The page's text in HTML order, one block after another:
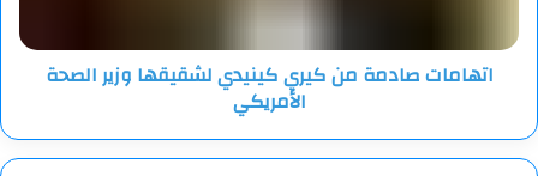
الأمريكي
اتهامات صادمة من كيري كينيدي لشقيقها وزير الصحة
الأمريكي